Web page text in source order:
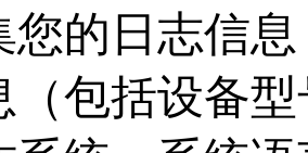
您的日志信
（包括设备